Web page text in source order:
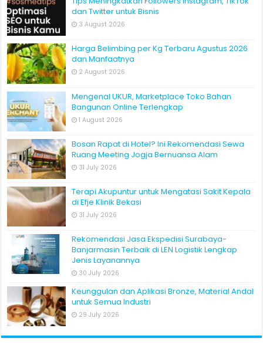
dan Twitter untuk Bisnis
3 August 2026
Harga Belimbing per Kg Terbaru Agustus 2026
dan Manfaatnya
2 August 2026
Mengenal UKUR, Marketplace Toko Bahan
Bangunan Online Terlengkap
1 August 2026
Bosan Rapat di Hotel? Ini Rekomendasi Sewa
Ruang Meeting Jogja Bernuansa Alam
31 July 2026
Terapi Akupuntur untuk Mengatasi Sakit Kepala
di Efje Klinik Bekasi
31 July 2026
Rekomendasi Jasa Ekspedisi Surabaya-
Banjarmasin Terbaik di LEN Logistik Lengkap
Jenis Layanannya
30 July 2026
Keunggulan dan Aplikasi Bronze, Material Andal
untuk Semua Industri
29 July 2026